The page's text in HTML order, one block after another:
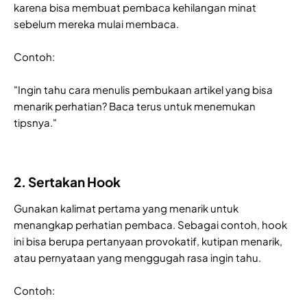
karena bisa membuat pembaca kehilangan minat
sebelum mereka mulai membaca.
Contoh:
"Ingin tahu cara menulis pembukaan artikel yang bisa
menarik perhatian? Baca terus untuk menemukan
tipsnya."
2. Sertakan Hook
Gunakan kalimat pertama yang menarik untuk
menangkap perhatian pembaca. Sebagai contoh, hook
ini bisa berupa pertanyaan provokatif, kutipan menarik,
atau pernyataan yang menggugah rasa ingin tahu.
Contoh: